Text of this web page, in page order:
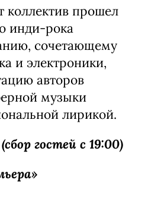
музыкант, актер
широкую
двухтысячных
в проекте
группе «Корни».
ARTEMIEV.
инди-рока
и электроники,
авторов